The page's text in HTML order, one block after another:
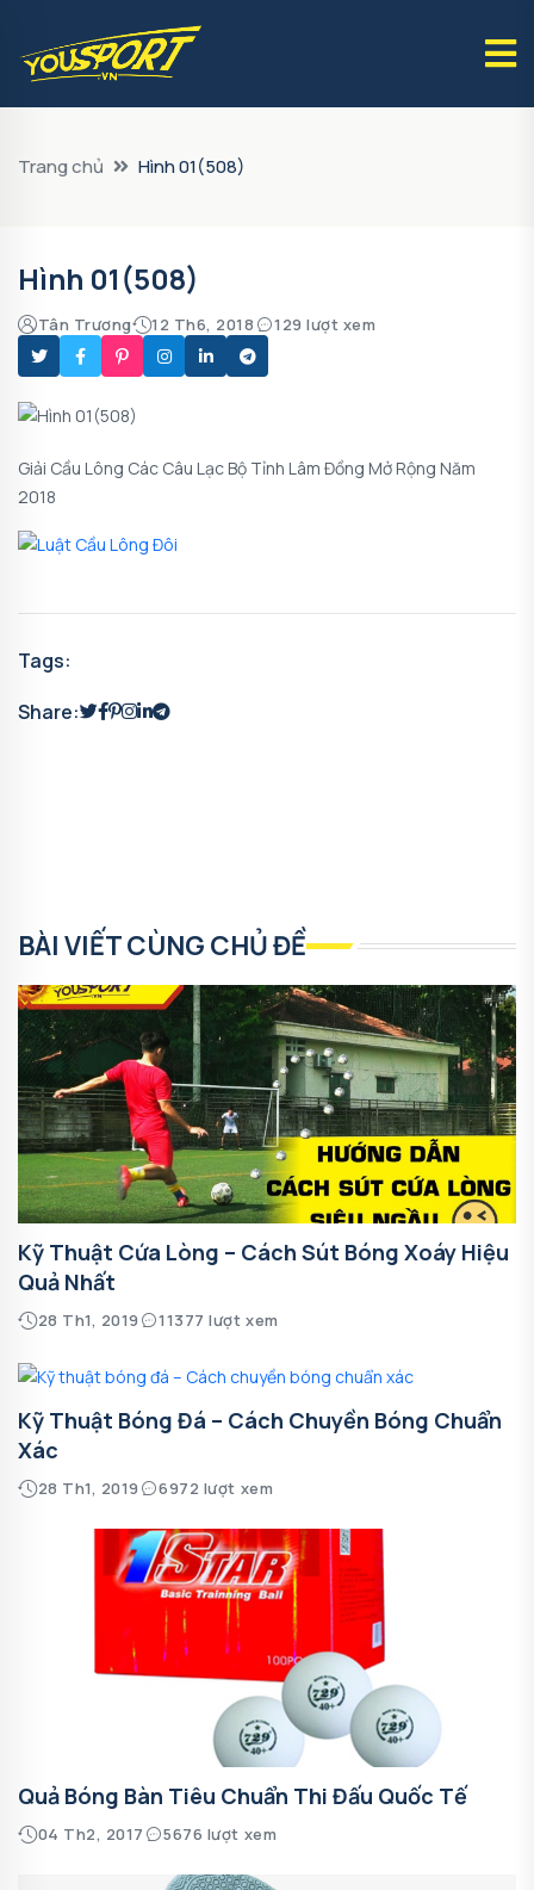
Trang chủ Hình 01(508)
Hình 01(508)
Tân Trương 12 Th6, 2018 129 lượt xem
Giải Cầu Lông Các Câu Lạc Bộ Tỉnh Lâm Đồng Mở Rộng Năm
2018
Tags:
Share:
BÀI VIẾT CÙNG CHỦ ĐỀ
Kỹ Thuật Cứa Lòng – Cách Sút Bóng Xoáy Hiệu
Quả Nhất
28 Th1, 2019 11377 lượt xem
Kỹ Thuật Bóng Đá – Cách Chuyền Bóng Chuẩn
Xác
28 Th1, 2019 6972 lượt xem
Quả Bóng Bàn Tiêu Chuẩn Thi Đấu Quốc Tế
04 Th2, 2017 5676 lượt xem